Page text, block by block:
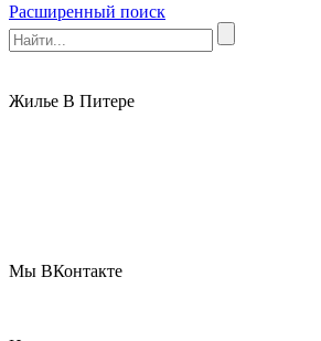
Расширенный поиск
Жилье В Питере
Мы ВКонтакте